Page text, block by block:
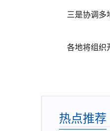
三是协调多
各地将组织开
热点推荐